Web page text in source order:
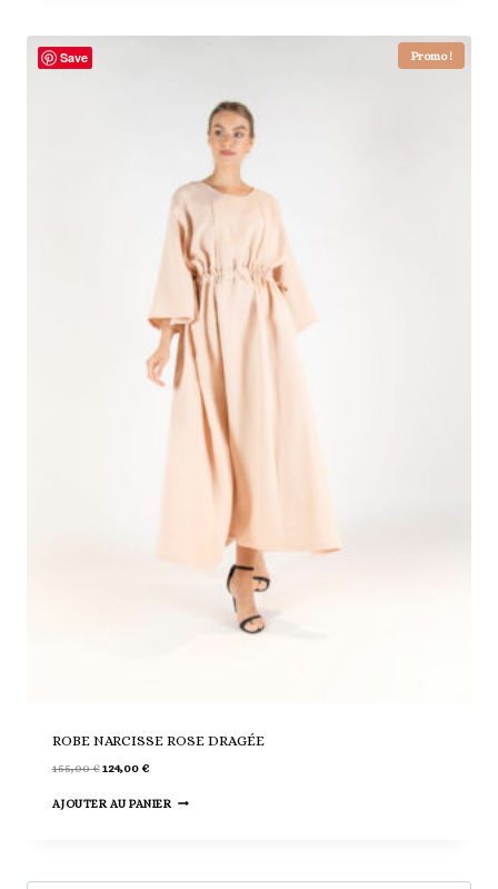
Save Promo !
ROBE NARCISSE ROSE DRAGÉE
155,00€Le
initial
124,00 €Le
actuel
AJOUTER AU PANIER